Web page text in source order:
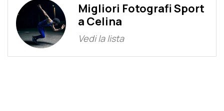
Migliori Fotografi Sport
a Celina
Vedi la lista